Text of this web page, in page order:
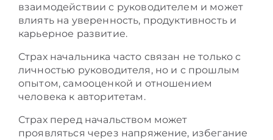
взаимодействии с руководителем и может
влиять на уверенность, продуктивность и
карьерное развитие.
Страх начальника часто связан не только с
личностью руководителя, но и с прошлым
опытом, самооценкой и отношением
человека к авторитетам.
Страх перед начальством может
проявляться через напряжение, избегание